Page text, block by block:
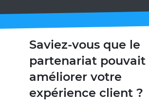
Saviez-vous que le
partenariat pouvait
améliorer votre
expérience client ?